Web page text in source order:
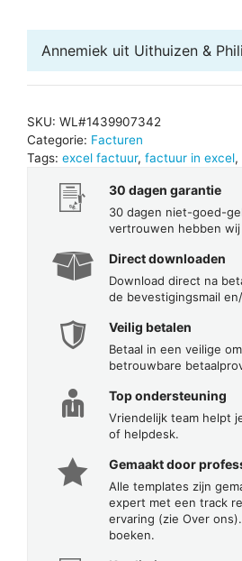
Pentas
aantal
Annemiek uit Uithuizen &
SKU: WL#1439907342
Categorie: Facturen
Tags: excel factuur, factuur in excel,
30 dagen garantie
30 dagen niet-goed-
vertrouwen hebben
Direct downloaden
Download direct na
de bevestigingsmail
Veilig betalen
Betaal in een veilige
betrouwbare
Top ondersteuning
Vriendelijk team helpt
of helpdesk.
Gemaakt door
Alle templates zijn
expert met een track
ervaring (zie Over
boeken.